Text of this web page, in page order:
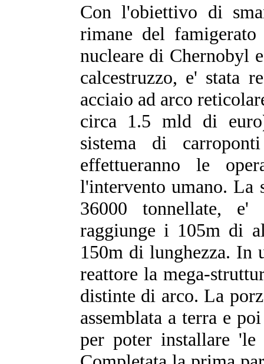
Con l'obiettivo di
rimane del
nucleare di Chernobyl
calcestruzzo, e' stata
acciaio ad arco
circa 1.5 mld di
sistema di
effettueranno le
l'intervento umano. La
36000 tonnellate,
raggiunge i 105m di
150m di lunghezza. In
reattore la mega-
distinte di arco. La
assemblata a terra e
per poter installare